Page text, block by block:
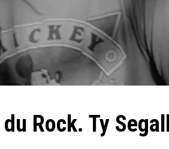
Rock. Ty